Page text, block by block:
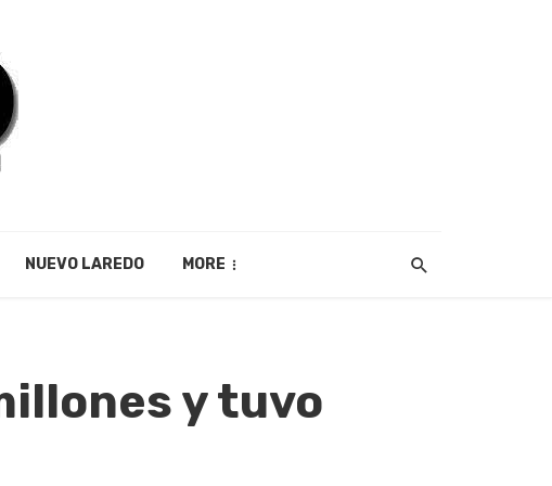
NUEVO LAREDO MORE
y tuvo